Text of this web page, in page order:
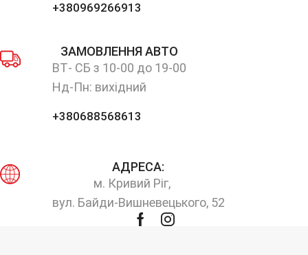
+380969266913
ЗАМОВЛЕННЯ АВТО
ВТ- СБ з 10-00 до 19-00
Нд-Пн: вихідний
+380688568613
АДРЕСА:
м. Кривий Ріг,
вул. Байди-Вишневецького, 52
FacebookInstagram